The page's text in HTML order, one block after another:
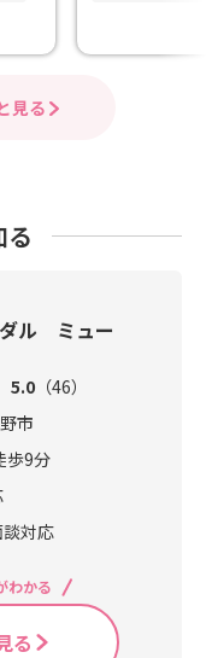
見る
る
ル ミュー
5.0 （46）
市
歩9分
対応
わかる
る